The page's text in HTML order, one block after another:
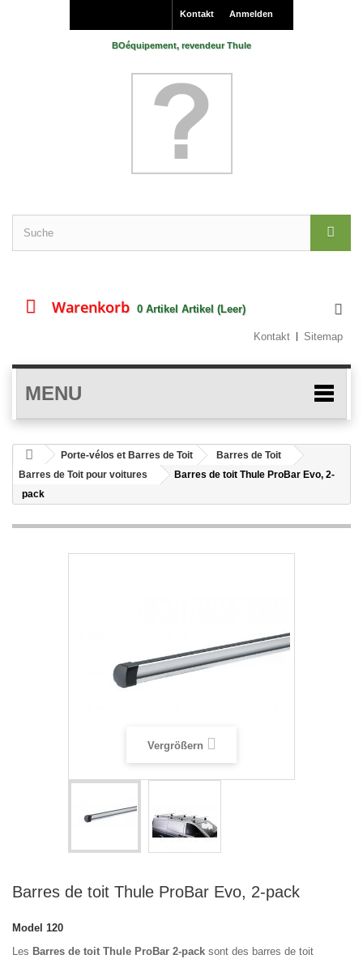
Anmelden
Kontakt
BOéquipement, revendeur Thule
Warenkorb 0 Artikel Artikel (Leer)
Kontakt Sitemap
MENU
Porte-vélos et Barres de Toit
Barres de Toit
Barres de Toit pour voitures
Barres de toit Thule ProBar Evo, 2-
pack
Vergrößern
Barres de toit Thule ProBar Evo, 2-pack
Model 120
Les Barres de toit Thule ProBar 2-pack sont des barres de toit